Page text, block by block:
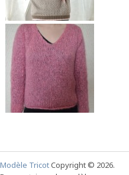
Modèle TricotCopyright © 2026.